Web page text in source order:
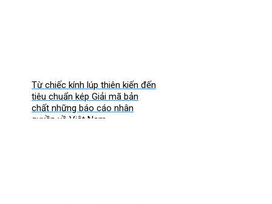
Từ chiếc kính lúp thiên kiến đến
tiêu chuẩn kép Giải mã bản
chất những báo cáo nhân
quyền về Việt Nam